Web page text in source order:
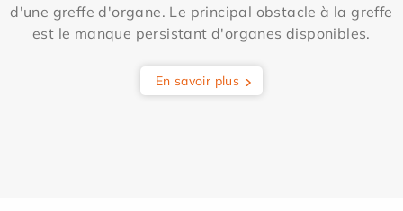
d'une greffe d'organe. Le principal obstacle à la greffe
est le manque persistant d'organes disponibles.
En savoir plus